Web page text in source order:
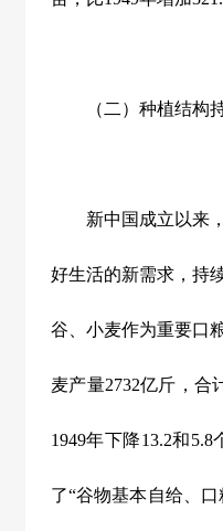
（二）种植结构持
新中国成立以来，
好生活的新需求，持
谷、小麦作为重要口
麦产量2732亿斤，合
1949年下降13.2和5.8
了“谷物基本自给、